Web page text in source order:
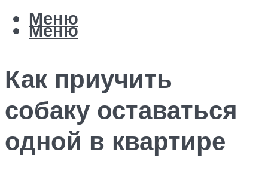
Меню
Меню
Как приучить
собаку оставаться
одной в квартире